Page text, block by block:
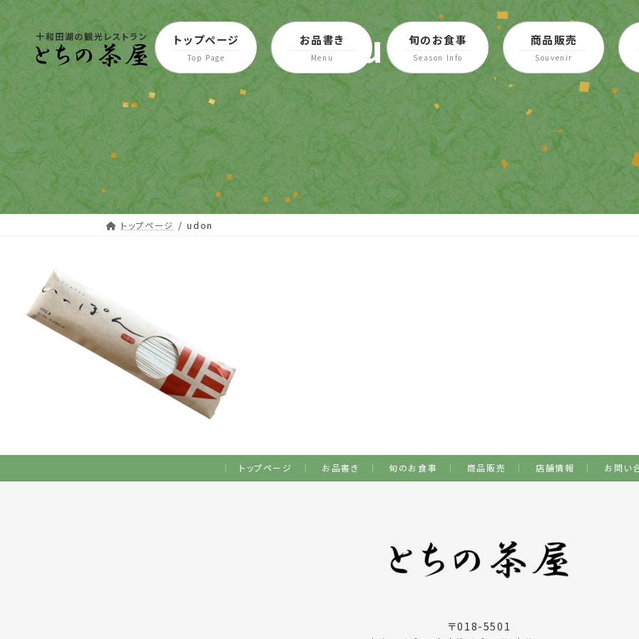
コ
ン
テ
ン
ツ
へ
ス
キ
ッ
プ
ナ
ビ
ゲ
ー
シ
ョ
ン
に
移
動
十和田湖の観光レストラン トップページ お品書き 旬のお食事 商品販売
udon
トップページ udon
トップページ お品書き 旬のお食事 商品販売 店舗情報 お問い
〒018-5501